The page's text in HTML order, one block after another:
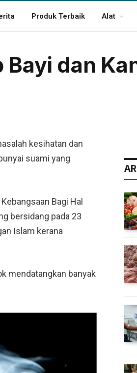
Produk Terbaik Alat
Bayi dan
kesihatan dan
suami yang
Bagi Hal
bersidang pada 23
Islam kerana
mendatangkan banyak